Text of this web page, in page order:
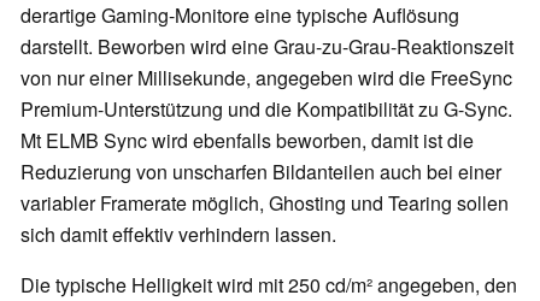
derartige Gaming-Monitore eine typische Auflösung
darstellt. Beworben wird eine Grau-zu-Grau-Reaktionszeit
von nur einer Millisekunde, angegeben wird die FreeSync
Premium-Unterstützung und die Kompatibilität zu G-Sync.
Mt ELMB Sync wird ebenfalls beworben, damit ist die
Reduzierung von unscharfen Bildanteilen auch bei einer
variabler Framerate möglich, Ghosting und Tearing sollen
sich damit effektiv verhindern lassen.
Die typische Helligkeit wird mit 250 cd/m² angegeben, den